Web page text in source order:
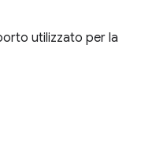
utilizzato per la